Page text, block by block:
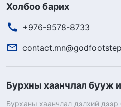
Холбоо барих
+976-9578-8733
Бурхны хаанчлал бууж
Бурханы хаанчлал дэлхий